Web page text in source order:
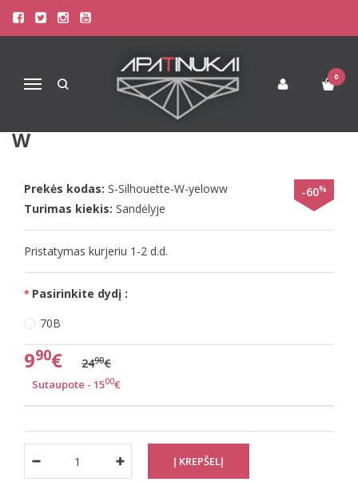
Navigacija
0
Pagrindinis Liemenėlės
Triumph Liemenėlės
SLOGGI 70BDYDŽIO GELTONOS
SPALVOS LIEMENĖLĖ S SILHOUETTE
W
-60%
Prekės kodas: S-Silhouette-W-yeloww
Turimas kiekis: Sandėlyje
Pristatymas kurjeriu 1-2 d.d.
Pasirinkite dydį :
70B
990€ 2490€
Sutaupote - 1500€